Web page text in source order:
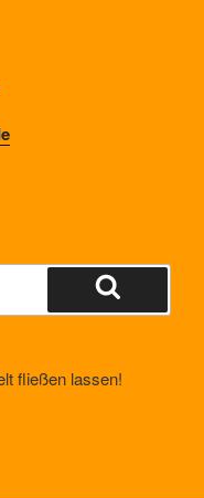
Suchen
fließen lassen!